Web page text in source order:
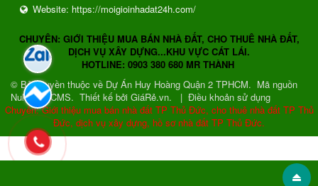
Website: https://moigioinhadat24h.com/
CHUYÊN: GIỚI THIỆU MUA BÁN NHÀ ĐẤT, CHO THUÊ NHÀ ĐẤT,
DỊCH VỤ XÂY DỰNG...KHU VỰC CÁT LÁI.
HOTLINE: 0903 380 680 MR THÀNH
© Bản quyền thuộc về Dự Án Huy Hoàng Quận 2 TPHCM. Mã nguồn
NukeViet CMS. Thiết kế bởi GiáRẻ.vn. | Điều khoản sử dụng
Chuyên: Giới thiệu mua bán nhà đất TP Thủ Đức, cho thuê nhà đất TP Thủ
Đức, dịch vụ xây dựng, hồ sơ nhà đất TP Thủ Đức.